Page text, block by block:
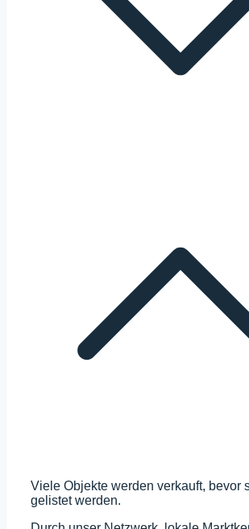
Viele Objekte werden verkauft, bevor
gelistet werden.